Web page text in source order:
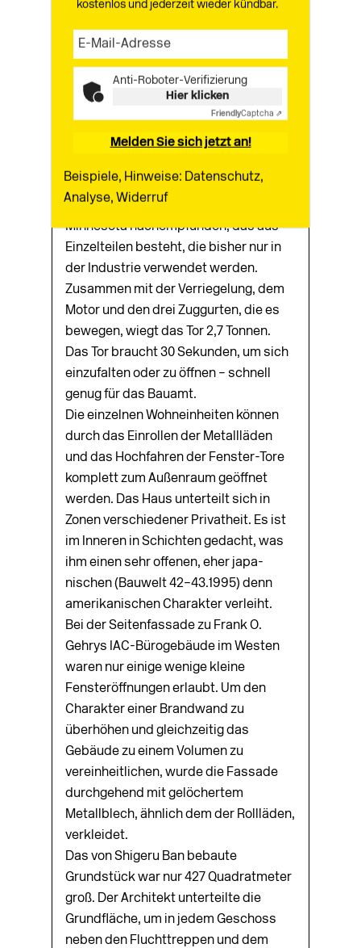
63 Prozent offen gelten. Damit gelang
es ihm, das Bauamt zu überzeugen.
Die hinter den Rollläden gelegene
südliche und auch die nördliche
Fassade ist mit raumhohen Fenstern
versehen, die jeweils als ein horizontal
tes Falt-Tor funktionieren: Das System
ist einem stählernen Scheunentor in
Minnesota nachempfunden, das aus
Einzelteilen besteht, die bisher nur in
der Industrie verwendet werden.
Zusammen mit der Verriegelung, dem
Motor und den drei Zuggurten, die es
bewegen, wiegt das Tor 2,7 Tonnen.
Das Tor braucht 30 Sekunden, um sich
einzufalten oder zu öffnen – schnell
genug für das Bauamt.
Die einzelnen Wohneinheiten können
durch das Ein­rollen der Metallläden
und das Hochfahren der Fenster-Tore
komplett zum Außenraum geöffnet
werden. Das Haus unterteilt sich in
Zonen verschiedener Privatheit. Es ist
im Inneren in Schichten gedacht, was
ihm einen sehr offenen, eher japa­
nischen (Bauwelt 42–43.1995) denn
amerikanischen Charakter verleiht.
Bei der Seitenfassade zu Frank O.
Gehrys IAC-Bürogebäude im Westen
waren nur einige wenige kleine
Fensteröffnungen erlaubt. Um den
Charakter einer Brandwand zu
überhöhen und gleichzeitig das
Gebäude zu einem Volumen zu
vereinheitlichen, wurde die Fassade
durchgehend mit gelöchertem
Metallblech, ähnlich dem der Rollläden,
verkleidet.
Das von Shigeru Ban bebaute
Grundstück war nur 427 Quadratmeter
groß. Der Architekt unterteilte die
Grundfläche, um in jedem Geschoss
neben den Fluchttreppen und dem
kostenlos und jederzeit wieder kündbar.
Anti-Roboter-Verifizierung
Hier klicken
FriendlyCaptcha ⇗
Melden Sie sich jetzt an!
Beispiele, Hinweise: Datenschutz,
Analyse, Widerruf